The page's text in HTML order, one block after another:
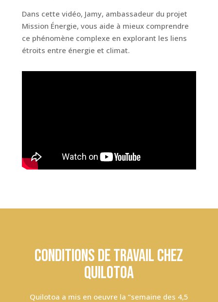
Dans cette vidéo, Jamy, ambassadeur du projet
Mission Énergie, vous aide à mieux comprendre
ce phénomène complexe en explorant les liens
étroits entre énergie et climat.
Conditions de travail chez
Quilotoa
Quilotoa a mis en oeuvre la “semaine des 4,5